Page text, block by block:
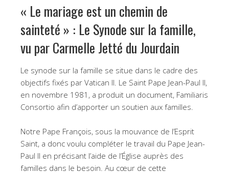
« Le mariage est un chemin de
sainteté » : Le Synode sur la famille,
vu par Carmelle Jetté du Jourdain
Le synode sur la famille se situe dans le cadre des
objectifs fixés par Vatican II. Le Saint Pape Jean-Paul II,
en novembre 1981, a produit un document, Familiaris
Consortio afin d’apporter un soutien aux familles.
Notre Pape François, sous la mouvance de l’Esprit
Saint, a donc voulu compléter le travail du Pape Jean-
Paul II en précisant l’aide de l’Église auprès des
familles dans le besoin. Au cœur de cette